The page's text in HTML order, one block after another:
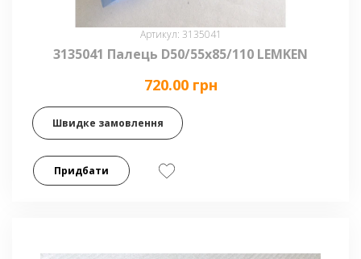
Артикул: 3135041
3135041 Палець D50/55х85/110 LEMKEN
720.00 грн
Швидке замовлення
Придбати